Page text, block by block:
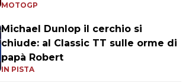
MOTOGP
Michael Dunlop il cerchio si
chiude: al Classic TT sulle orme di
papà Robert
IN PISTA